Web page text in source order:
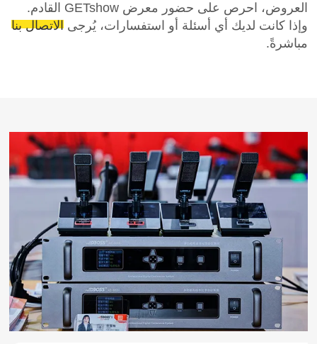
العروض، احرص على حضور معرض GETshow القادم.
وإذا كانت لديك أي أسئلة أو استفسارات، يُرجىالاتصال بنا
مباشرةً.